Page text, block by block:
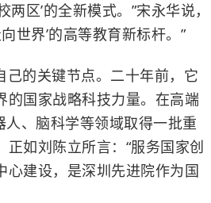
区’的全新模式。”宋永华说，
世界’的高等教育新标杆。”
的关键节点。二十年前，它
的国家战略科技力量。在高端
人、脑科学等领域取得一批重
如刘陈立所言：“服务国家创
心建设，是深圳先进院作为国